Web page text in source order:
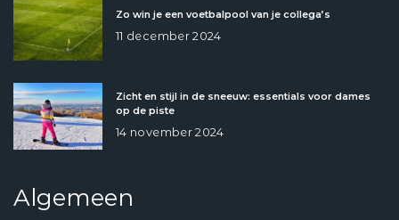
Zo win je een voetbalpool van je collega’s
11 december 2024
Zicht en stijl in de sneeuw: essentials voor dames
op de piste
14 november 2024
Algemeen